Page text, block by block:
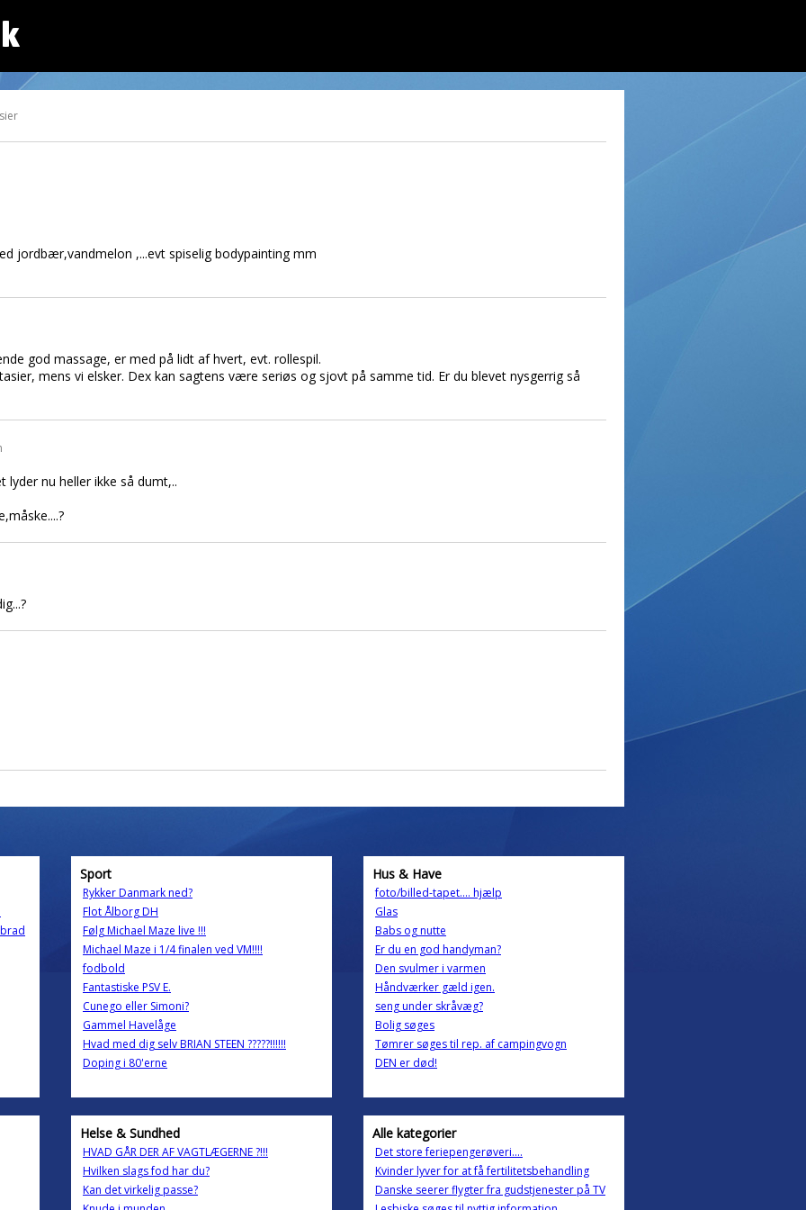
jordbær,vandmelon ,...evt spiselig bodypainting mm
god massage, er med på lidt af hvert, evt. rollespil.
mens vi elsker. Dex kan sagtens være seriøs og sjovt på samme tid. Er du blevet nysgerrig så
lyder nu heller ikke så dumt,..
Sport
Rykker Danmark ned?
Flot Ålborg DH
Følg Michael Maze live !!!
Michael Maze i 1/4 finalen ved VM!!!!
fodbold
Fantastiske PSV E.
Cunego eller Simoni?
Gammel Havelåge
Hvad med dig selv BRIAN STEEN ?????!!!!!!
Doping i 80'erne
Hus & Have
foto/billed-tapet.... hjælp
Glas
Babs og nutte
Er du en god handyman?
Den svulmer i varmen
Håndværker gæld igen.
seng under skråvæg?
Bolig søges
Tømrer søges til rep. af campingvogn
DEN er død!
Helse & Sundhed
HVAD GÅR DER AF VAGTLÆGERNE ?!!!
Hvilken slags fod har du?
Kan det virkelig passe?
Alle kategorier
Det store feriepengerøveri....
Kvinder lyver for at få fertilitetsbehandling
Danske seerer flygter fra gudstjenester på TV